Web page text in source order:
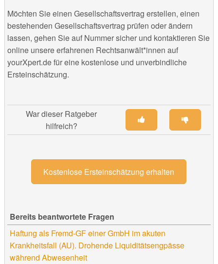
Möchten Sie einen Gesellschaftsvertrag erstellen, einen
bestehenden Gesellschaftsvertrag prüfen oder ändern
lassen, gehen Sie auf Nummer sicher und kontaktieren Sie
online unsere erfahrenen Rechtsanwält*innen auf
yourXpert.de für eine kostenlose und unverbindliche
Ersteinschätzung.
War dieser Ratgeber
hilfreich?
Kostenlose Ersteinschätzung erhalten
Bereits beantwortete Fragen
Haftung als Fremd-GF einer GmbH im akuten
Krankheitsfall (AU). Drohende Liquiditätsengpässe
während Abwesenheit